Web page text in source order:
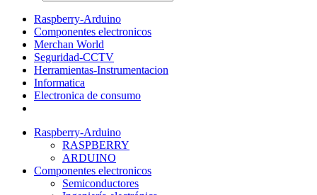
Raspberry-Arduino
Componentes electronicos
Merchan World
Seguridad-CCTV
Herramientas-Instrumentacion
Informatica
Electronica de consumo
Raspberry-Arduino
RASPBERRY
ARDUINO
Componentes electronicos
Semiconductores